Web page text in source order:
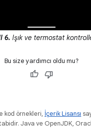
6. Işık ve termostat
Bu size yardımcı oldu mu?
kod örnekleri, İçerik Lisansı
Java ve OpenJDK,